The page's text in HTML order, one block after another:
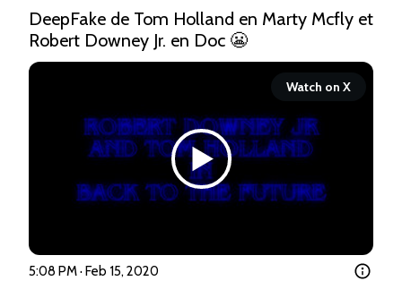
DeepFake de Tom Holland en Marty Mcfly et
Robert Downey Jr. en Doc 😬
Watch on X
5:08 PM · Feb 15, 2020